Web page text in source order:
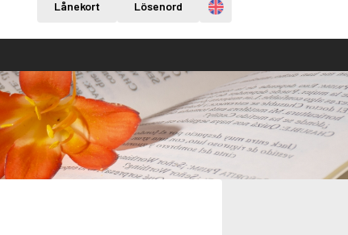
Lånekort Lösenord Engelska